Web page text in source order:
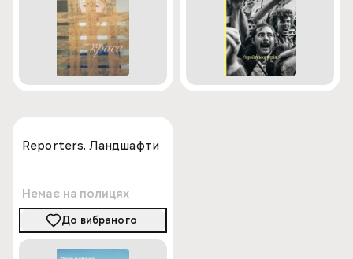
Reporters. Ландшафти
Немає на полицях
До вибраного